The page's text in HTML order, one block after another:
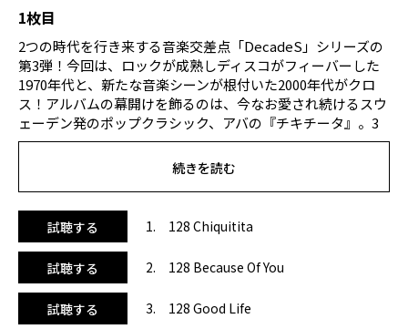
1枚目
2つの時代を行き来する音楽交差点「DecadeS」シリーズの
第3弾！今回は、ロックが成熟しディスコがフィーバーした
1970年代と、新たな音楽シーンが根付いた2000年代がクロ
ス！アルバムの幕開けを飾るのは、今なお愛され続けるスウ
ェーデン発のポップクラシック、アバの『チキチータ』。3
曲目には、ワンリパブリックの『グッド・ライフ』が加わ
り、ポジティブなエナジーを届けます。5曲目、ジャクソン5
の『ABC』は、思わず踊り出したくなるキャッチーなメロデ
ディー・ガガの『バッド・ロマンス』は、中毒性のあるビー
トと力強いボーカルが圧巻。7曲目は、ディスコの定番クー
ル＆ザ・ギャングの『ジャングル・ブギー』。8曲目、ダフ
ト・パンクの『ワン・モア・タイム』は、エレクトロニッ
ク・ダンスミュージックの金字塔とも言える名曲。12曲目の
クイーン『ドント・ストップ・ミー・ナウ』は、圧倒的なボ
続きを読む
試聴する 1. 128 Chiquitita
試聴する 2. 128 Because Of You
試聴する 3. 128 Good Life